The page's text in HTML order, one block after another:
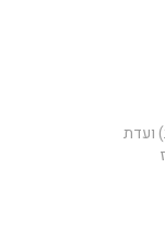
ועדת